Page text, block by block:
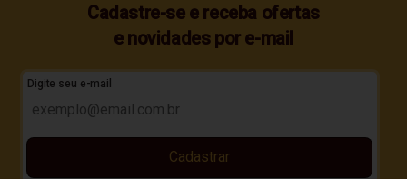
Cadastre-se e receba ofertas
e novidades por e-mail
Digite seu e-mail
Cadastrar